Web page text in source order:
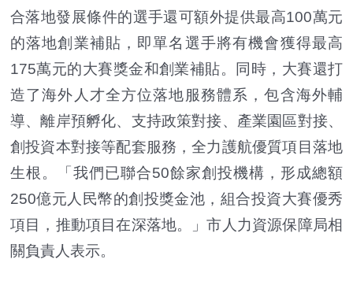
合落地發展條件的選手還可額外提供最高100萬元
的落地創業補貼，即單名選手將有機會獲得最高
175萬元的大賽獎金和創業補貼。同時，大賽還打
造了海外人才全方位落地服務體系，包含海外輔
導、離岸預孵化、支持政策對接、產業園區對接、
創投資本對接等配套服務，全力護航優質項目落地
生根。「我們已聯合50餘家創投機構，形成總額
250億元人民幣的創投獎金池，組合投資大賽優秀
項目，推動項目在深落地。」市人力資源保障局相
關負責人表示。